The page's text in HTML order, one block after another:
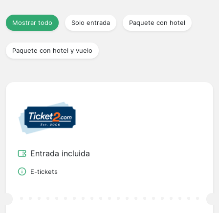
Mostrar todo Solo entrada Paquete con hotel
Paquete con hotel y vuelo
Entrada incluida
E-tickets